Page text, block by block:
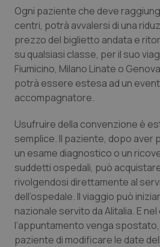
Emilia-Romagna
Friuli Venezia Giulia
Lazio
Lombardia
Marche
Molise
Piemonte
Colesterolo &
Dermatite Atopica
Diabete & glucometri
Dolore
Donna & Salute
Epatiti
HIV
Ogni paziente che deve
centri, potrà avvalersi di una
prezzo del biglietto andata e
su qualsiasi classe, per il suo
Fiumicino, Milano Linate o
potrà essere estesa ad un
accompagnatore.
Usufruire della convenzione è
semplice. Il paziente, dopo aver
un esame diagnostico o un
suddetti ospedali, può
rivolgendosi direttamente al
dell’ospedale. Il viaggio può
nazionale servito da Alitalia. E nel
l’appuntamento venga
paziente di modificare le date